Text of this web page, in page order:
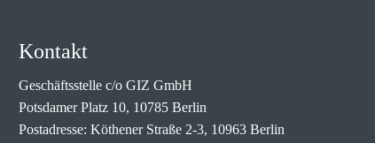
Kontakt
Geschäftsstelle c/o GIZ GmbH
Potsdamer Platz 10, 10785 Berlin
Postadresse: Köthener Straße 2-3, 10963 Berlin